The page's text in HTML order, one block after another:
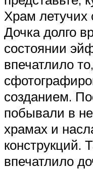
Храм летучих
Дочка долго
состоянии
впечатлило
созданием.
побывали в
храмах и
конструкций.
впечатлило